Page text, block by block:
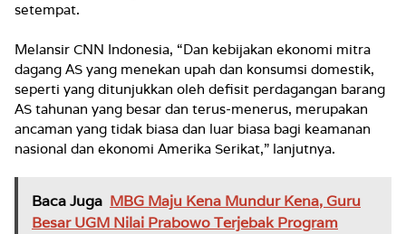
setempat.
Melansir CNN Indonesia, “Dan kebijakan ekonomi mitra
dagang AS yang menekan upah dan konsumsi domestik,
seperti yang ditunjukkan oleh defisit perdagangan barang
AS tahunan yang besar dan terus-menerus, merupakan
ancaman yang tidak biasa dan luar biasa bagi keamanan
nasional dan ekonomi Amerika Serikat,” lanjutnya.
Baca Juga MBG Maju Kena Mundur Kena, Guru
Besar UGM Nilai Prabowo Terjebak Program